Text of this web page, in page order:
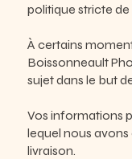
politique stricte
À certains
Boissonneault
sujet dans le but
Vos informations
lequel nous avons
livraison.